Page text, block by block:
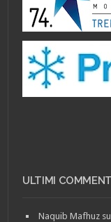
ULTIMI
Naquib Mafhuz